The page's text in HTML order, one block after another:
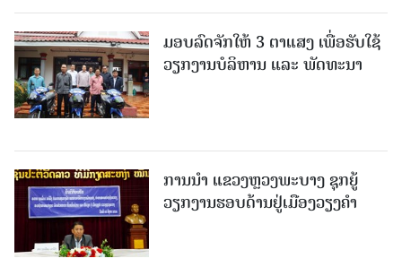
ມອບລົດຈັກໃຫ້ 3 ຕາແສງ ເພື່ອຮັບໃຊ້
ວຽກງານບໍລິຫານ ແລະ ພັດທະນາ
ການນຳ ແຂວງຫຼວງພະບາງ ຊຸກຍູ້
ວຽກງານຮອບດ້ານຢູ່ເມືອງວຽງຄໍາ